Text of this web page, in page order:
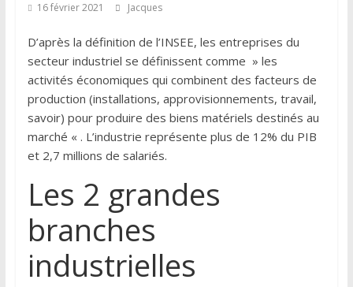
16 février 2021 Jacques
D’après la définition de l’INSEE, les entreprises du
secteur industriel se définissent comme » les
activités économiques qui combinent des facteurs de
production (installations, approvisionnements, travail,
savoir) pour produire des biens matériels destinés au
marché « . L’industrie représente plus de 12% du PIB
et 2,7 millions de salariés.
Les 2 grandes
branches
industrielles